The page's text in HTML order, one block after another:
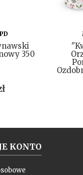
350
KONTO